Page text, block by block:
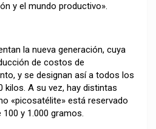
y el mundo productivo».
la nueva generación, cuya
de costos de
y se designan así a todos los
kilos. A su vez, hay distintas
«picosatélite» está reservado
y 1.000 gramos.